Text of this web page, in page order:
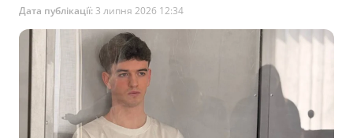
Дата публікації: 3 липня 2026 12:34